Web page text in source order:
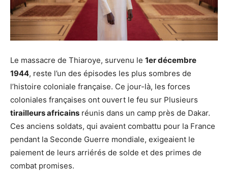
Le massacre de Thiaroye, survenu le 1er décembre
1944, reste l’un des épisodes les plus sombres de
l’histoire coloniale française. Ce jour-là, les forces
coloniales françaises ont ouvert le feu sur Plusieurs
tirailleurs africains réunis dans un camp près de Dakar.
Ces anciens soldats, qui avaient combattu pour la France
pendant la Seconde Guerre mondiale, exigeaient le
paiement de leurs arriérés de solde et des primes de
combat promises.